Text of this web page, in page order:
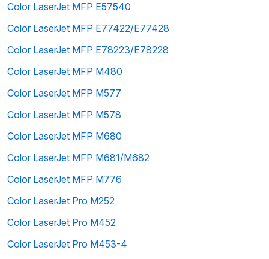
Color LaserJet MFP E57540
Color LaserJet MFP E77422/E77428
Color LaserJet MFP E78223/E78228
Color LaserJet MFP M480
Color LaserJet MFP M577
Color LaserJet MFP M578
Color LaserJet MFP M680
Color LaserJet MFP M681/M682
Color LaserJet MFP M776
Color LaserJet Pro M252
Color LaserJet Pro M452
Color LaserJet Pro M453-4